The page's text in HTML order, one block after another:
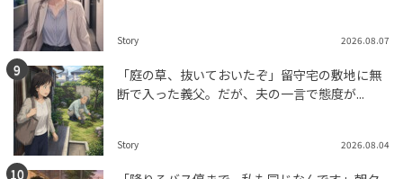
Story 2026.08.07
「庭の草、抜いておいたぞ」留守宅の敷地に無
断で入った義父。だが、夫の一言で態度が...
Story 2026.08.04